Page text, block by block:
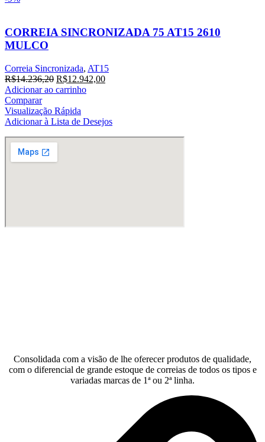
CORREIA SINCRONIZADA 75 AT15 2610
MULCO
Correia Sincronizada, AT15
R$14.236,20 O
preço
era:
R$14.236,20.
R$12.942,00O
R$12.942,00.
Adicionar ao carrinho
Comparar
Visualização Rápida
Adicionar à Lista de Desejos
Consolidada com a visão de lhe oferecer produtos de qualidade,
com o diferencial de grande estoque de correias de todos os tipos e
variadas marcas de 1ª ou 2ª linha.